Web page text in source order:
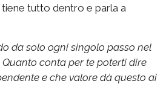
tiene tutto dentro e parla a
da solo ogni singolo passo nel
conta per te poterti dire
e che valore dà questo ai